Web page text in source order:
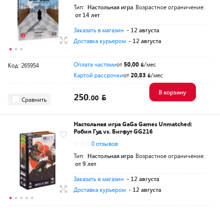
Тип: Настольная игра Возрастное ограничение:
от 14 лет
Заказать в магазин - 12 августа
Доставка курьером - 12 августа
Код: 265954 Оплата частямиот 50,00
/мес
Картой рассрочкиот20,83 /мес
Сравнить 250.00
В корзину
Настольная игра GaGa Games Unmatched:
Робин Гуд vs. Бигфут GG216
0 отзывов
Тип: Настольная игра Возрастное ограничение:
от 9 лет
Заказать в магазин - 12 августа
Доставка курьером - 12 августа